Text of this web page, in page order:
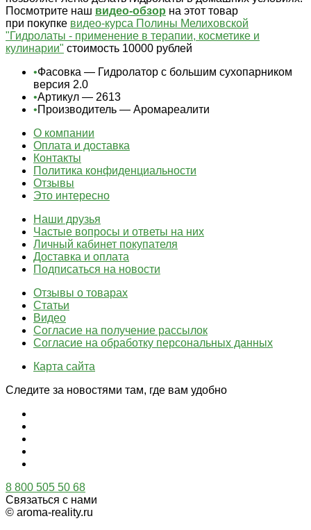
Посмотрите наш видео-обзор на этот товар
при покупке видео-курса Полины Мелиховской
"Гидролаты - применение в терапии, косметике и
кулинарии" стоимость 10000 рублей
•Фасовка — Гидролатор с большим сухопарником
версия 2.0
•Артикул — 2613
•Производитель — Аромареалити
О компании
Оплата и доставка
Контакты
Политика конфиденциальности
Отзывы
Это интересно
Наши друзья
Частые вопросы и ответы на них
Личный кабинет покупателя
Доставка и оплата
Подписаться на новости
Отзывы о товарах
Статьи
Видео
Согласие на получение рассылок
Согласие на обработку персональных данных
Карта сайта
Следите за новостями там, где вам удобно
8 800 505 50 68
Связаться с нами
© aroma-reality.ru